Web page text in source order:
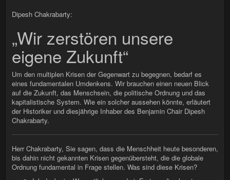
Dipesh Chakrabarty:
„Wir zerstören unsere
eigene Zukunft“
Um den multiplen Krisen der Gegenwart zu begegnen, bedarf es
eines fundamentalen Umdenkens. Wir brauchen einen neuen Blick
auf die Zukunft, das Menschsein, die politische Ordnung und das
kapitalistische System. Wie ein solcher aussehen könnte, erläutert
der Historiker und diesjährige Inhaber des Benjamin Chair Dipesh
Chakrabarty.
Herr Chakrabarty, Sie sagen, dass die Menschheit heute besonderen,
bis dahin nicht gekannten Krisen gegenübersteht, die die globale
Ordnung fundamental in Frage stellen. Was sind diese Krisen?